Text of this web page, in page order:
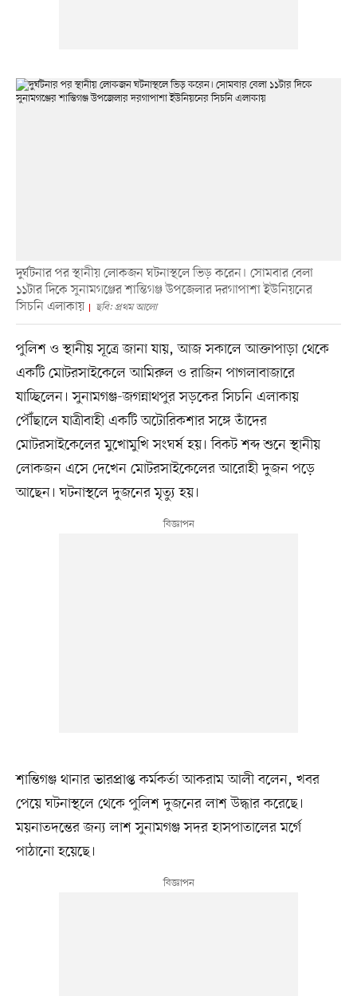
দুর্ঘটনার পর স্থানীয় লোকজন ঘটনাস্থলে ভিড় করেন। সোমবার বেলা
১১টার দিকে সুনামগঞ্জের শান্তিগঞ্জ উপজেলার দরগাপাশা ইউনিয়নের
সিচনি এলাকায়
ছবি: প্রথম আলো
পুলিশ ও স্থানীয় সূত্রে জানা যায়, আজ সকালে আক্তাপাড়া থেকে
একটি মোটরসাইকেলে আমিরুল ও রাজিন পাগলাবাজারে
যাচ্ছিলেন। সুনামগঞ্জ-জগন্নাথপুর সড়কের সিচনি এলাকায়
পৌঁছালে যাত্রীবাহী একটি অটোরিকশার সঙ্গে তাঁদের
মোটরসাইকেলের মুখোমুখি সংঘর্ষ হয়। বিকট শব্দ শুনে স্থানীয়
লোকজন এসে দেখেন মোটরসাইকেলের আরোহী দুজন পড়ে
আছেন। ঘটনাস্থলে দুজনের মৃত্যু হয়।
শান্তিগঞ্জ থানার ভারপ্রাপ্ত কর্মকর্তা আকরাম আলী বলেন, খবর
পেয়ে ঘটনাস্থলে থেকে পুলিশ দুজনের লাশ উদ্ধার করেছে।
ময়নাতদন্তের জন্য লাশ সুনামগঞ্জ সদর হাসপাতালের মর্গে
পাঠানো হয়েছে।